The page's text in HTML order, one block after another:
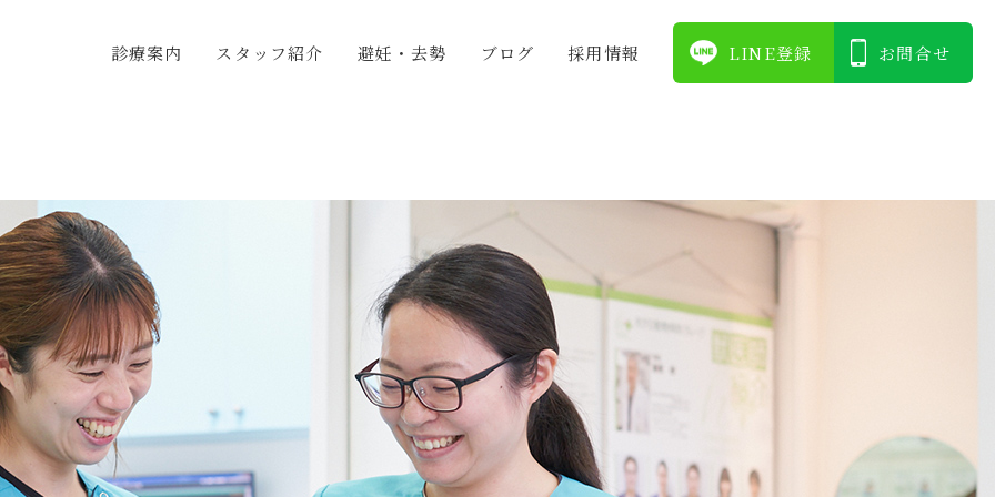
診療案内 スタッフ紹介 避妊・去勢 ブログ 採⽤情報 LINE登録 お問合せ